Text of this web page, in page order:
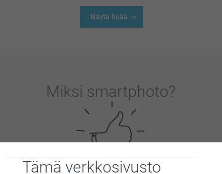
Tämä verkkosivusto
Näytä lisää
Miksi smartphoto?